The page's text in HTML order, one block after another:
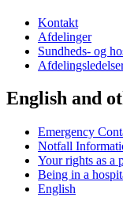
Kontakt
Afdelinger
Sundheds- og
English and
Emergency
Notfall
Your rights as a
Being in a
English